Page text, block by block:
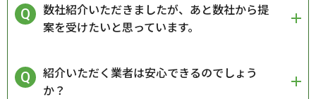
数社紹介いただきましたが、あと数社から提
案を受けたいと思っています。
紹介いただく業者は安心できるのでしょう
か？